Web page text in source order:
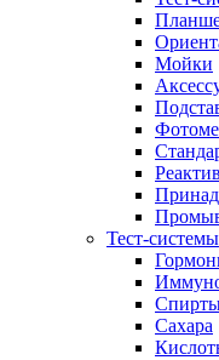
Мойки
Тест-системы
Сахара